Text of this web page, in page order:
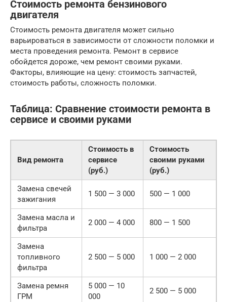
Стоимость ремонта бензинового
двигателя
Стоимость ремонта двигателя может сильно
варьироваться в зависимости от сложности поломки и
места проведения ремонта. Ремонт в сервисе
обойдется дороже, чем ремонт своими руками.
Факторы, влияющие на цену: стоимость запчастей,
стоимость работы, сложность поломки.
Таблица: Сравнение стоимости ремонта в
сервисе и своими руками
Вид ремонта
Стоимость в
сервисе
(руб.)
Стоимость
своими руками
(руб.)
Замена свечей
зажигания
1 500 — 3 000 500 — 1 000
Замена масла и
фильтра
2 000 — 4 000 800 — 1 500
Замена
топливного
фильтра
2 500 — 5 000 1 000 — 2 000
Замена ремня
ГРМ
5 000 — 10
000
2 500 — 5 000